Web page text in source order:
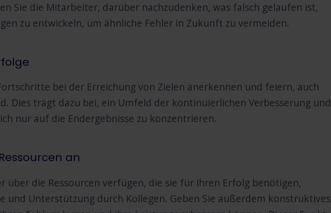
Sie die Mitarbeiter, darüber nachzudenken, was falsch gelaufen ist,
zu entwickeln, um ähnliche Fehler in Zukunft zu vermeiden.
bei der Erreichung von Zielen anerkennen und feiern, auch
Dies trägt dazu bei, ein Umfeld der kontinuierlichen Verbesserung und
nur auf die Endergebnisse zu konzentrieren.
an
über die Ressourcen verfügen, die sie für ihren Erfolg benötigen,
und Unterstützung durch Kollegen. Geben Sie außerdem konstruktives